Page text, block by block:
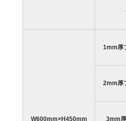
W600mm×H450mm
1mm厚
2mm厚
3mm